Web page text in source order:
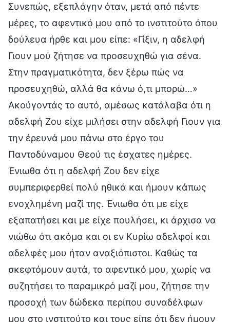
Συνεπώς, εξεπλάγην όταν, μετά από πέντε
μέρες, το αφεντικό μου από το ινστιτούτο όπου
δούλευα ήρθε και μου είπε: «Γίξιν, η αδελφή
Γιουν μού ζήτησε να προσευχηθώ για σένα.
Στην πραγματικότητα, δεν ξέρω πώς να
προσευχηθώ, αλλά θα κάνω ό,τι μπορώ…»
Ακούγοντάς το αυτό, αμέσως κατάλαβα ότι η
αδελφή Ζου είχε μιλήσει στην αδελφή Γιουν για
την έρευνά μου πάνω στο έργο του
Παντοδύναμου Θεού τις έσχατες ημέρες.
Ένιωθα ότι η αδελφή Ζου δεν είχε
συμπεριφερθεί πολύ ηθικά και ήμουν κάπως
ενοχλημένη μαζί της. Ένιωθα ότι με είχε
εξαπατήσει και με είχε πουλήσει, κι άρχισα να
νιώθω ότι ακόμα και οι εν Κυρίω αδελφοί και
αδελφές μου ήταν αναξιόπιστοι. Καθώς τα
σκεφτόμουν αυτά, το αφεντικό μου, χωρίς να
συζητήσει το παραμικρό μαζί μου, ζήτησε την
προσοχή των δώδεκα περίπου συναδέλφων
μου στο ινστιτούτο και τους είπε ότι δεν ήμουν